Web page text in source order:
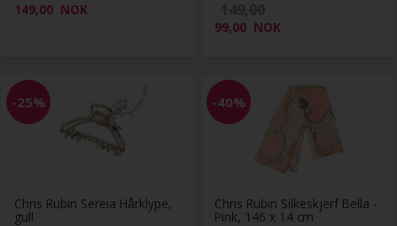
149,00 NOK
99,00 NOK
-25%
Chris Rubin Sereia Hårklype,
gull
-40%
Chris Rubin Silkeskjerf Bella -
Pink, 146 x 14 cm